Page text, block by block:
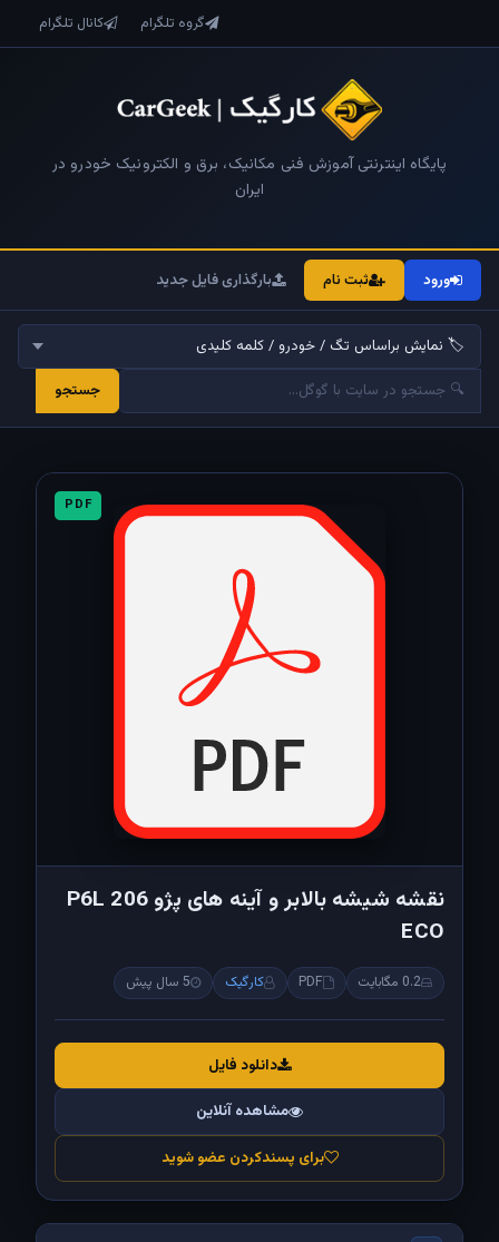
گروه تلگرام کانال تلگرام
پایگاه اینترنتی آموزش فنی مکانیک، برق و الکترونیک خودرو در
ایران
ورود ثبت نام بارگذاری فایل جدید
جستجو
PDF
نقشه شیشه بالابر و آینه های پژو 206 P6L
ECO
0.2 مگابایت PDF کارگیک 5 سال پیش
دانلود فایل
مشاهده آنلاین
برای پسندکردن عضو شوید